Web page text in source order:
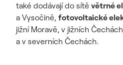
také dodávají do sítě větrné
a Vysočině, fotovoltaické
jižní Moravě, v jižních
a v severních Čechách.